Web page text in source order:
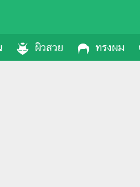
ผิวสวย ทรงผม